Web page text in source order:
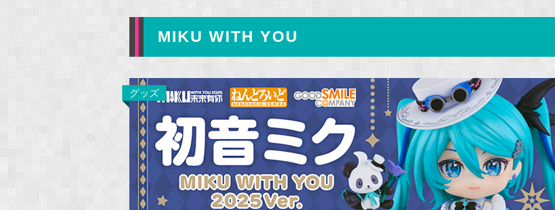
MIKU WITH YOU
グッズ